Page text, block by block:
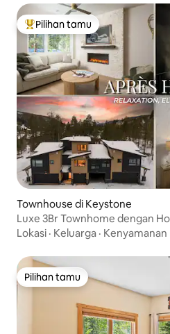
Pilihan tamu terpopuler
Pilihan tamu
Townhouse di Keystone
Luxe 3Br Townhome dengan
kaki 2 Ski!
Lokasi · Keluarga · Kenyamanan
Pilihan tamu
Pilihan tamu